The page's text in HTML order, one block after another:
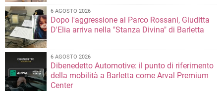
6 AGOSTO 2026
Dopo l'aggressione al Parco Rossani, Giuditta
D'Elia arriva nella "Stanza Divina" di Barletta
6 AGOSTO 2026
Dibenedetto Automotive: il punto di riferimento
della mobilità a Barletta come Arval Premium
Center